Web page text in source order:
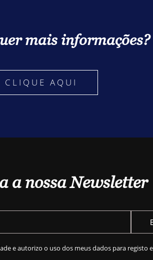
mais informações?
CLIQUE AQUI
a nossa Newsletter
e autorizo o uso dos meus dados para registo